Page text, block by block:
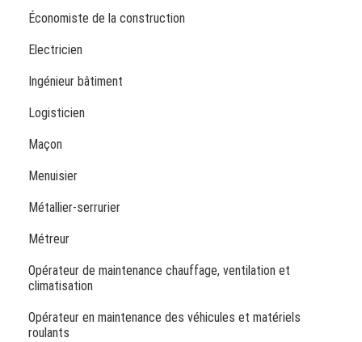
Économiste de la construction
Electricien
Ingénieur bâtiment
Logisticien
Maçon
Menuisier
Métallier-serrurier
Métreur
Opérateur de maintenance chauffage, ventilation et
climatisation
Opérateur en maintenance des véhicules et matériels
roulants